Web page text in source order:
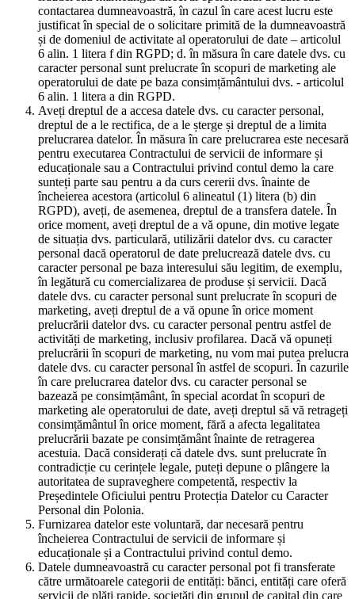
contactarea dumneavoastră, în cazul în care acest lucru este
justificat în special de o solicitare primită de la dumneavoastră
și de domeniul de activitate al operatorului de date – articolul
6 alin. 1 litera f din RGPD; d. în măsura în care datele dvs. cu
caracter personal sunt prelucrate în scopuri de marketing ale
operatorului de date pe baza consimțământului dvs. - articolul
6 alin. 1 litera a din RGPD.
Aveți dreptul de a accesa datele dvs. cu caracter personal,
dreptul de a le rectifica, de a le șterge și dreptul de a limita
prelucrarea datelor. În măsura în care prelucrarea este necesară
pentru executarea Contractului de servicii de informare și
educaționale sau a Contractului privind contul demo la care
sunteți parte sau pentru a da curs cererii dvs. înainte de
încheierea acestora (articolul 6 alineatul (1) litera (b) din
RGPD), aveți, de asemenea, dreptul de a transfera datele. În
orice moment, aveți dreptul de a vă opune, din motive legate
de situația dvs. particulară, utilizării datelor dvs. cu caracter
personal dacă operatorul de date prelucrează datele dvs. cu
caracter personal pe baza interesului său legitim, de exemplu,
în legătură cu comercializarea de produse și servicii. Dacă
datele dvs. cu caracter personal sunt prelucrate în scopuri de
marketing, aveți dreptul de a vă opune în orice moment
prelucrării datelor dvs. cu caracter personal pentru astfel de
activități de marketing, inclusiv profilarea. Dacă vă opuneți
prelucrării în scopuri de marketing, nu vom mai putea prelucra
datele dvs. cu caracter personal în astfel de scopuri. În cazurile
în care prelucrarea datelor dvs. cu caracter personal se
bazează pe consimțământ, în special acordat în scopuri de
marketing ale operatorului de date, aveți dreptul să vă retrageți
consimțământul în orice moment, fără a afecta legalitatea
prelucrării bazate pe consimțământ înainte de retragerea
acestuia. Dacă considerați că datele dvs. sunt prelucrate în
contradicție cu cerințele legale, puteți depune o plângere la
autoritatea de supraveghere competentă, respectiv la
Președintele Oficiului pentru Protecția Datelor cu Caracter
Personal din Polonia.
Furnizarea datelor este voluntară, dar necesară pentru
încheierea Contractului de servicii de informare și
educaționale și a Contractului privind contul demo.
Datele dumneavoastră cu caracter personal pot fi transferate
către următoarele categorii de entități: bănci, entități care oferă
servicii de plăți rapide, societăți din grupul de capital din care